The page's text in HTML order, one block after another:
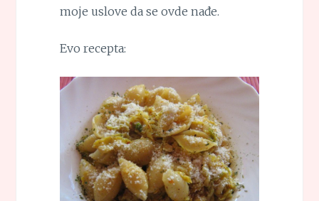
moje uslove da se ovde nađe.
Evo recepta: